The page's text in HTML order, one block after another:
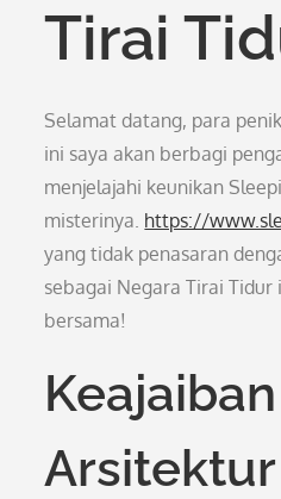
Tirai
Selamat datang, para
ini saya akan berbagi
menjelajahi keunikan
misterinya. https://
yang tidak penasaran
sebagai Negara Tirai
bersama!
Keajaiban
Arsitektur